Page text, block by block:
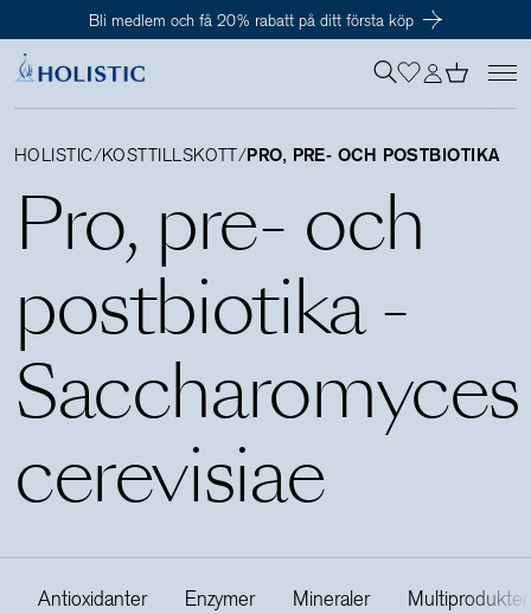
Bli medlem och få 20% rabatt på ditt första köp
Kosttillskott
Digitalt behovstest
Holistics värld
Tillagd i varukorgen Till kassan
För att påbörja en prenumeration hos oss så behöver du vara medlem i
Holistic Club. Det är helt kostnadsfritt.
HOLISTIC/KOSTTILLSKOTT/PRO, PRE- OCH POSTBIOTIKA
Pro, pre- och
postbiotika -
Saccharomyces
cerevisiae
Antioxidanter Enzymer Mineraler Multiprodukter